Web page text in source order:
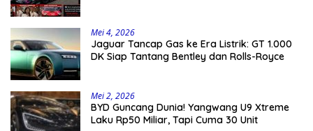
Mei 4, 2026
Jaguar Tancap Gas ke Era Listrik: GT 1.000
DK Siap Tantang Bentley dan Rolls-Royce
Mei 2, 2026
BYD Guncang Dunia! Yangwang U9 Xtreme
Laku Rp50 Miliar, Tapi Cuma 30 Unit